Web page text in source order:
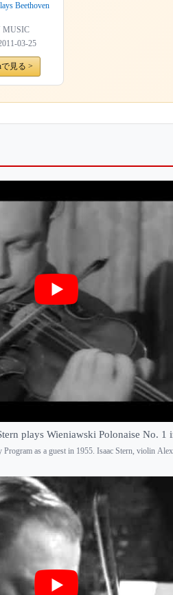
Beethoven
MUSIC
03-25
で見る >
plays Wieniawski Polonaise No. 1
Program as a guest in 1955. Isaac Stern, violin